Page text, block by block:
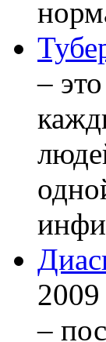
–
2009
–